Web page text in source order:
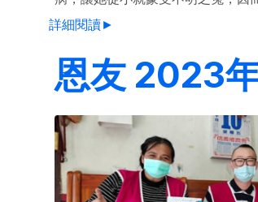
詳細閱讀►
恩友 2023